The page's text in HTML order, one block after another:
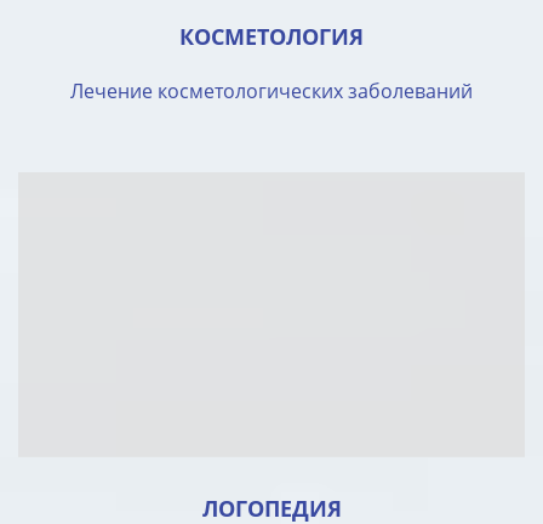
КОСМЕТОЛОГИЯ
Лечение косметологических заболеваний
ЛОГОПЕДИЯ